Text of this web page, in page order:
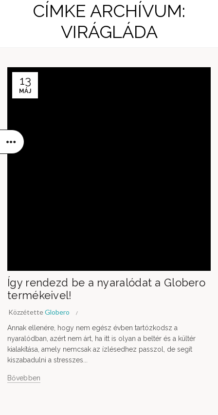
CÍMKE ARCHÍVUM:
VIRÁGLÁDA
13
MÁJ
Így rendezd be a nyaralódat a Globero
termékeivel!
KözzétetteGlobero
Annak ellenére, hogy nem egész évben tartózkodsz a
nyaralódban, azért nem árt, ha itt is olyan a beltér és a kültér
kialakítása, amely nemcsak az ízlésedhez passzol, de segít
kiszabadulni a stresszes...
Bővebben